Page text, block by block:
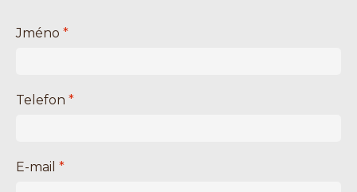
Jméno *
Telefon *
E-mail *